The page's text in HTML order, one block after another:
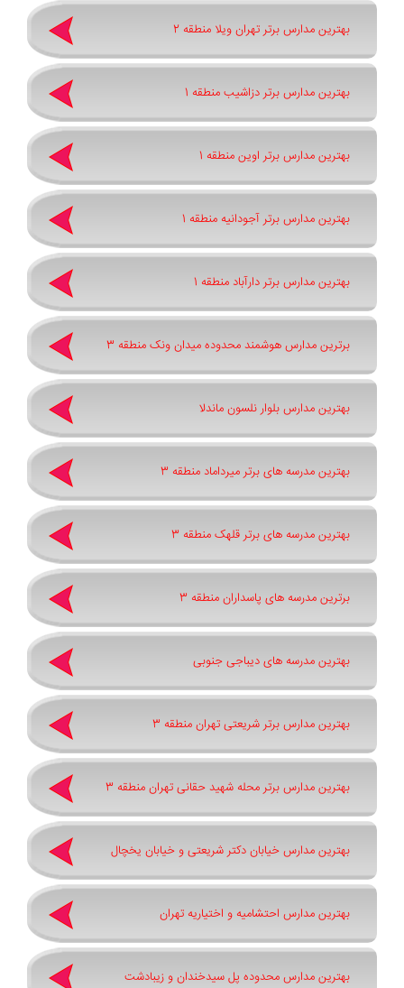
بهترین مدارس برتر تهران ویلا منطقه 2
بهترین مدارس برتر دزاشیب منطقه 1
بهترین مدارس برتر اوین منطقه 1
بهترین مدارس برتر آجودانیه منطقه 1
بهترین مدارس برتر دارآباد منطقه 1
برترین مدارس هوشمند محدوده میدان ونک منطقه 3
بهترین مدارس بلوار نلسون ماندلا
بهترین مدرسه های برتر میرداماد منطقه 3
بهترین مدرسه های برتر قلهک منطقه 3
برترین مدرسه های پاسداران منطقه 3
بهترین مدرسه های دیباجی جنوبی
بهترین مدارس برتر شریعتی تهران منطقه 3
بهترین مدارس برتر محله شهید حقانی تهران منطقه 3
بهترین مدارس خیابان دکتر شریعتی و خیابان یخچال
بهترین مدارس احتشامیه و اختیاریه تهران
بهترین مدارس محدوده پل سیدخندان و زیبادشت